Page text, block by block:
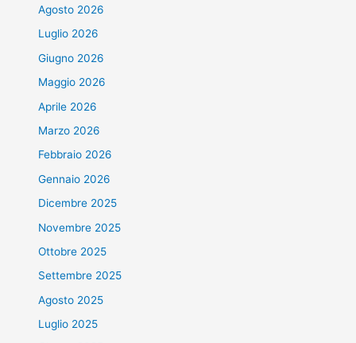
Agosto 2026
Luglio 2026
Giugno 2026
Maggio 2026
Aprile 2026
Marzo 2026
Febbraio 2026
Gennaio 2026
Dicembre 2025
Novembre 2025
Ottobre 2025
Settembre 2025
Agosto 2025
Luglio 2025